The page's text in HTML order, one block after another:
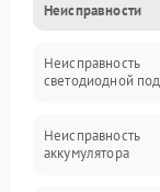
Электропитание
Неисправности
Неисправность
светодиодной
Неисправность
аккумулятора